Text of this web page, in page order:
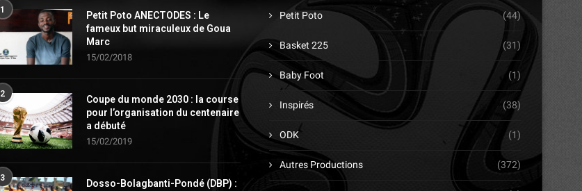
1
Petit Poto ANECTODES : Le
fameux but miraculeux de Goua
Marc
15/02/2018
2
Coupe du monde 2030 : la course
pour l’organisation du centenaire
a débuté
15/02/2019
3
Dosso-Bolagbanti-Pondé (DBP) :
Petit Poto (44)
Basket 225 (31)
Baby Foot (1)
Inspirés (38)
ODK (1)
Autres Productions (372)